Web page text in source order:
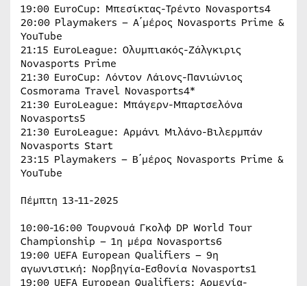
19:00 EuroCup: Μπεσίκτας-Τρέντο Novasports4
20:00 Playmakers – Α΄μέρος Novasports Prime &
YouTube
21:15 EuroLeague: Ολυμπιακός-Ζάλγκιρις
Novasports Prime
21:30 EuroCup: Λόντον Λάιονς-Πανιώνιος
Cosmorama Travel Novasports4*
21:30 EuroLeague: Μπάγερν-Μπαρτσελόνα
Novasports5
21:30 EuroLeague: Αρμάνι Μιλάνο-Βιλερμπάν
Novasports Start
23:15 Playmakers – B΄μέρος Novasports Prime &
YouTube
Πέμπτη 13-11-2025
10:00-16:00 Τουρνουά Γκολφ DP World Tour
Championship – 1η μέρα Novasports6
19:00 UEFA European Qualifiers – 9η
αγωνιστική: Νορβηγία-Εσθονία Novasports1
19:00 UEFA European Qualifiers: Αρμενία-